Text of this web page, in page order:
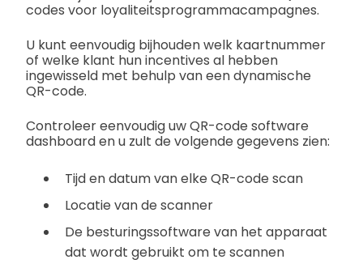
codes voor loyaliteitsprogrammacampagnes.
U kunt eenvoudig bijhouden welk kaartnummer
of welke klant hun incentives al hebben
ingewisseld met behulp van een dynamische
QR-code.
Controleer eenvoudig uw QR-code software
dashboard en u zult de volgende gegevens zien:
Tijd en datum van elke QR-code scan
Locatie van de scanner
De besturingssoftware van het apparaat
dat wordt gebruikt om te scannen